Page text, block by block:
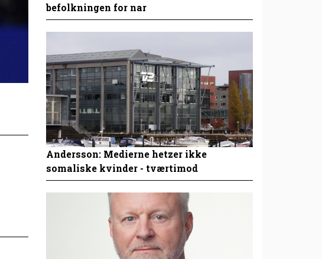
befolkningen for nar
Andersson: Medierne hetzer ikke
somaliske kvinder - tværtimod